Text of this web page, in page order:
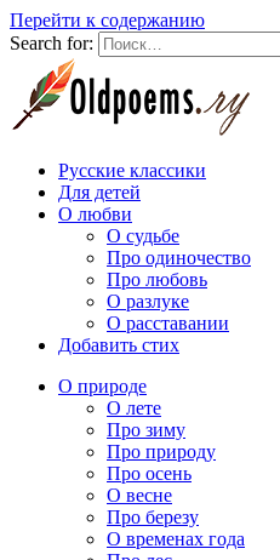
Перейти к содержанию
Search for:
Русские классики
Для детей
О любви
О судьбе
Про одиночество
Про любовь
О разлуке
О расставании
Добавить стих
О природе
О лете
Про зиму
Про природу
Про осень
О весне
Про березу
О временах года